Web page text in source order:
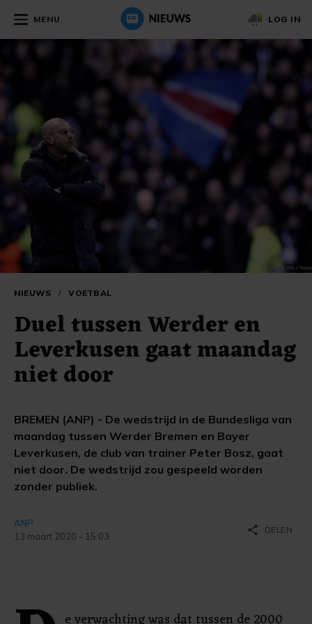
MENU LOG IN
NIEUWS / VOETBAL
Duel tussen Werder en
Leverkusen gaat maandag
niet door
BREMEN (ANP) - De wedstrijd in de Bundesliga van
maandag tussen Werder Bremen en Bayer
Leverkusen, de club van trainer Peter Bosz, gaat
niet door. De wedstrijd zou gespeeld worden
zonder publiek.
ANP
13 maart 2020 - 15:03
share DELEN